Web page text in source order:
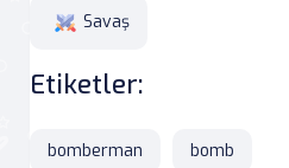
Savaş
Etiketler:
bomberman bomb